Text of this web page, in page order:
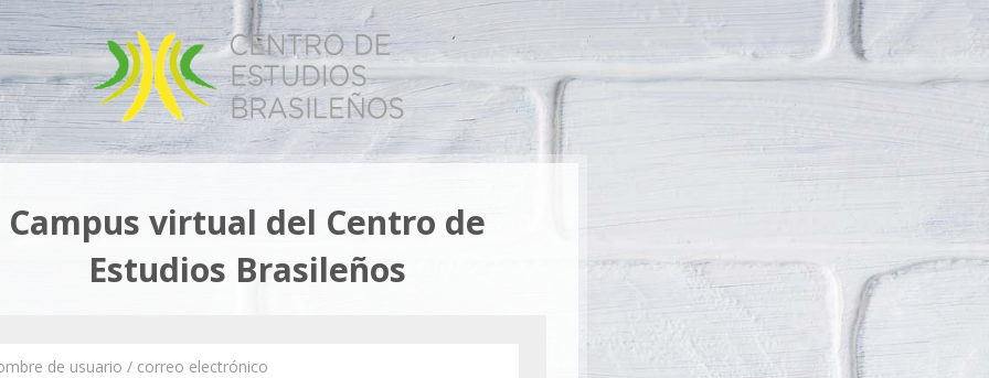
Campus virtual del Centro de
Estudios Brasileños